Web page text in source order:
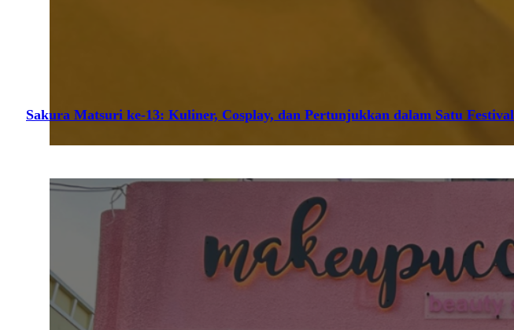
Sakura Matsuri ke-13: Kuliner, Cosplay, dan Pertunjukkan dalam Satu Festival